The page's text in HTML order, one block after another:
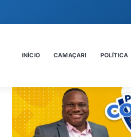
INÍCIO CAMAÇARI POLÍTICA